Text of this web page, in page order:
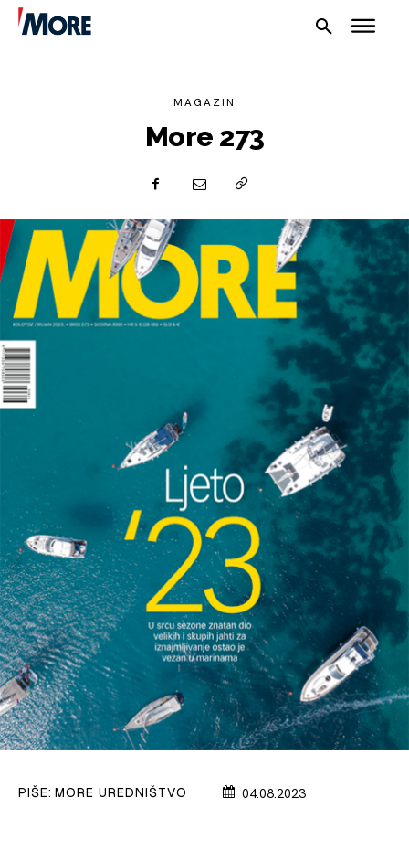
SPORT
PLOVILA
PLOVIDBA
PRETPLATA
MAGAZIN
More 273
PIŠE: MORE UREDNIŠTVO 04.08.2023